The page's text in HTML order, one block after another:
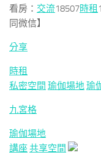
看房： 交流18507時租 1
同微信】
分享
時租
私密空間 瑜伽場地瑜
九宮格
瑜伽場地
講座共享空間